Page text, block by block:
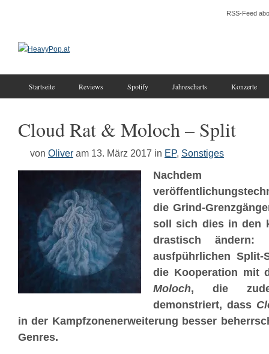
RSS-Feed
Startseite Reviews Spotify Jahrescharts Konzerte
Cloud Rat & Moloch – Split
von Oliver am 13. März 2017 in EP, Sonstiges
die Grind-
soll sich dies in den
drastisch ändern:
ausfpührlichen Split-
die Kooperation mit
Moloch, die
demonstriert, dass
in der Kampfzonenerweiterung besser
Genres.